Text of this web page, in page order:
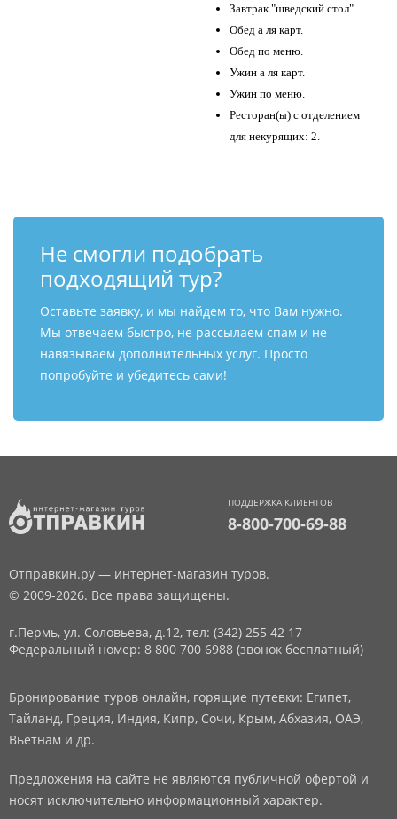
Завтрак "шведский стол".
Обед а ля карт.
Обед по меню.
Ужин а ля карт.
Ужин по меню.
Ресторан(ы) с отделением
для некурящих: 2.
Не смогли подобрать
подходящий тур?
Оставьте заявку, и мы найдем то, что Вам нужно.
Мы отвечаем быстро, не рассылаем спам и не
навязываем дополнительных услуг. Просто
попробуйте и убедитесь сами!
ПОДДЕРЖКА КЛИЕНТОВ
8-800-700-69-88
Отправкин.ру — интернет-магазин туров.
© 2009-2026. Все права защищены.
г.Пермь, ул. Соловьева, д.12, тел: (342) 255 42 17
Федеральный номер: 8 800 700 6988 (звонок бесплатный)
Бронирование туров онлайн, горящие путевки: Египет,
Тайланд, Греция, Индия, Кипр, Сочи, Крым, Абхазия, ОАЭ,
Вьетнам и др.
Предложения на сайте не являются публичной офертой и
носят исключительно информационный характер.